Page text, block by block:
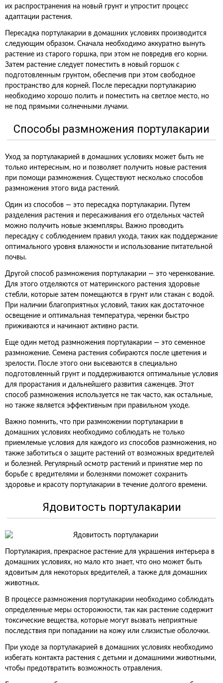
их распространения на новый грунт и упростит процесс
адаптации растения.
Пересадка портулакарии в домашних условиях производится
следующим образом. Сначала необходимо аккуратно вынуть
растение из старого горшка, при этом не повредив его корни.
Затем растение следует поместить в новый горшок с
подготовленным грунтом, обеспечив при этом свободное
пространство для корней. После пересадки портулакарию
необходимо хорошо полить и поместить на светлое место, но
не под прямыми солнечными лучами.
Способы размножения портулакарии
Уход за портулакарией в домашних условиях может быть не
только интересным, но и позволяет получить новые растения
при помощи размножения. Существуют несколько способов
размножения этого вида растений.
Один из способов — это пересадка портулакарии. Путем
разделения растения и пересаживания его отдельных частей
можно получить новые экземпляры. Важно проводить
пересадку с соблюдением правил ухода, таких как поддержание
оптимального уровня влажности и использование питательной
почвы.
Другой способ размножения портулакарии — это черенкование.
Для этого отделяются от материнского растения здоровые
стебли, которые затем помещаются в грунт или стакан с водой.
При наличии благоприятных условий, таких как достаточное
освещение и оптимальная температура, черенки быстро
приживаются и начинают активно расти.
Еще один метод размножения портулакарии — это семенное
размножение. Семена растения собираются после цветения и
зрелости. После этого они высеваются в специально
подготовленный грунт и поддерживаются оптимальные условия
для прорастания и дальнейшего развития саженцев. Этот
способ размножения используется не так часто, как остальные,
но также является эффективным при правильном уходе.
Важно помнить, что при размножении портулакарии в
домашних условиях необходимо соблюдать не только
приемлемые условия для каждого из способов размножения, но
также заботиться о защите растений от возможных вредителей
и болезней. Регулярный осмотр растений и принятие мер по
борьбе с вредителями и болезнями поможет сохранить
здоровье и красоту портулакарии в течение долгого времени.
Ядовитость портулакарии
Портулакария, прекрасное растение для украшения интерьера в
домашних условиях, но мало кто знает, что оно может быть
ядовитым для некоторых вредителей, а также для домашних
животных.
В процессе размножения портулакарии необходимо соблюдать
определенные меры осторожности, так как растение содержит
токсические вещества, которые могут вызвать неприятные
последствия при попадании на кожу или слизистые оболочки.
При уходе за портулакарией в домашних условиях необходимо
избегать контакта растения с детьми и домашними животными,
чтобы предотвратить возможность отравления.